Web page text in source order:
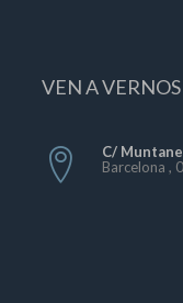
VEN A VERNOS
C/
Barcelona ,